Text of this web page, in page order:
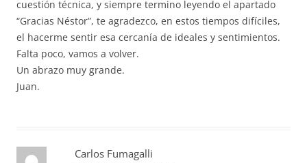
cuestión técnica, y siempre termino leyendo el apartado
“Gracias Néstor”, te agradezco, en estos tiempos difíciles,
el hacerme sentir esa cercanía de ideales y sentimientos.
Falta poco, vamos a volver.
Un abrazo muy grande.
Juan.
Carlos Fumagalli